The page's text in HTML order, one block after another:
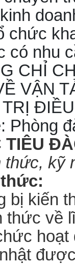
chức
có nhu
CHỈ
VẬN
Phòng
TIÊU
thức, kỹ
bị kiến
thức về
hoạt